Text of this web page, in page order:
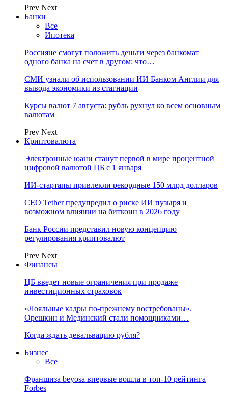
Prev Next
Банки
Все
Ипотека
Россияне смогут положить деньги через банкомат
одного банка на счет в другом: что…
СМИ узнали об использовании ИИ Банком Англии для
вывода экономики из стагнации
Курсы валют 7 августа: рубль рухнул ко всем основным
валютам
Prev Next
Криптовалюта
Электронные юани станут первой в мире процентной
цифровой валютой ЦБ с 1 января
ИИ-стартапы привлекли рекордные 150 млрд долларов
CEO Tether предупредил о риске ИИ пузыря и
возможном влиянии на биткоин в 2026 году
Банк России представил новую концепцию
регулирования криптовалют
Prev Next
Финансы
ЦБ введет новые ограничения при продаже
инвестиционных страховок
«Лояльные кадры по-прежнему востребованы».
Орешкин и Мединский стали помощниками…
Когда ждать девальвацию рубля?
Бизнес
Все
Франшиза beyosa впервые вошла в топ-10 рейтинга
Forbes